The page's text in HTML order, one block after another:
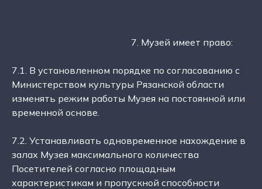
7. Музей имеет право:
7.1. В установленном порядке по согласованию с
Министерством культуры Рязанской области
изменять режим работы Музея на постоянной или
временной основе.
7.2. Устанавливать одновременное нахождение в
залах Музея максимального количества
Посетителей согласно площадным
характеристикам и пропускной способности